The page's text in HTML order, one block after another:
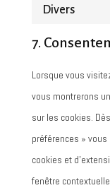
Divers
7.
Lorsque vous
vous montrerons
sur les cookies.
préférences »
cookies et
fenêtre